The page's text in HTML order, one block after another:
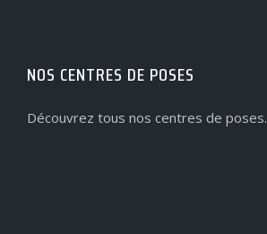
NOS CENTRES DE POSES
Découvrez tous nos centres de poses.